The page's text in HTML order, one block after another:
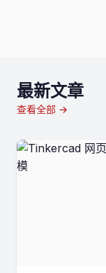
最新文章
查看全部 →